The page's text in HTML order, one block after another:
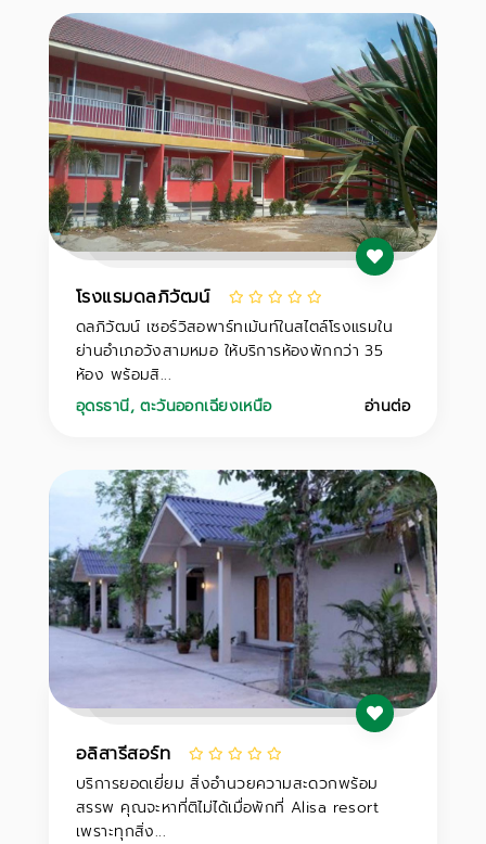
โรงแรมดลภิวัฒน์
ดลภิวัฒน์ เซอร์วิสอพาร์ทเม้นท์ในสไตล์โรงแรมใน
ย่านอำเภอวังสามหมอ ให้บริการห้องพักกว่า 35
ห้อง พร้อมสิ...
อุดรธานี,ตะวันออกเฉียงเหนือ อ่านต่อ
อลิสารีสอร์ท
บริการยอดเยี่ยม สิ่งอำนวยความสะดวกพร้อม
สรรพ คุณจะหาที่ติไม่ได้เมื่อพักที่ Alisa resort
เพราะทุกสิ่ง...